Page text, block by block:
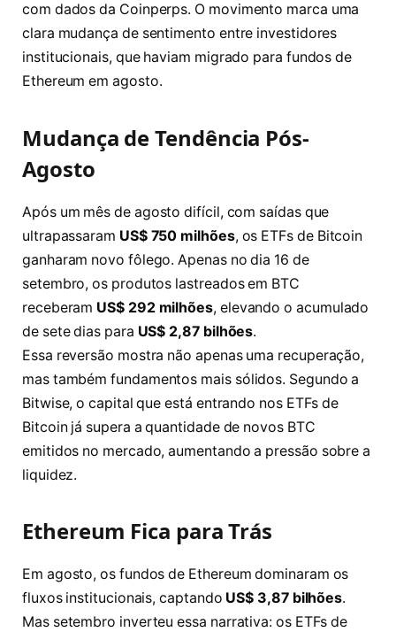
com dados da Coinperps. O movimento marca uma
clara mudança de sentimento entre investidores
institucionais, que haviam migrado para fundos de
Ethereum em agosto.
Mudança de Tendência Pós-
Agosto
Após um mês de agosto difícil, com saídas que
ultrapassaram US$ 750 milhões, os ETFs de Bitcoin
ganharam novo fôlego. Apenas no dia 16 de
setembro, os produtos lastreados em BTC
receberam US$ 292 milhões, elevando o acumulado
de sete dias para US$ 2,87 bilhões.
Essa reversão mostra não apenas uma recuperação,
mas também fundamentos mais sólidos. Segundo a
Bitwise, o capital que está entrando nos ETFs de
Bitcoin já supera a quantidade de novos BTC
emitidos no mercado, aumentando a pressão sobre a
liquidez.
Ethereum Fica para Trás
Em agosto, os fundos de Ethereum dominaram os
fluxos institucionais, captando US$ 3,87 bilhões.
Mas setembro inverteu essa narrativa: os ETFs de